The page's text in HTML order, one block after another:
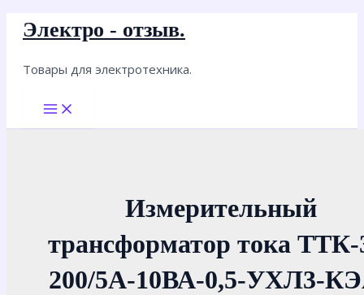
Перейти
содержимому
Электро - отзыв.
Товары для электротехника.
Main
Menu
Измерительный
трансформатор тока ТТК-
200/5А-10ВА-0,5-УХЛ3-